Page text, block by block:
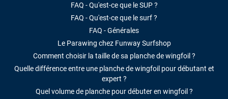
FAQ - Qu'est-ce que le SUP ?
FAQ - Qu'est-ce que le surf ?
FAQ - Générales
Le Parawing chez Funway Surfshop
Comment choisir la taille de sa planche de wingfoil ?
Quelle différence entre une planche de wingfoil pour débutant et
expert ?
Quel volume de planche pour débuter en wingfoil ?